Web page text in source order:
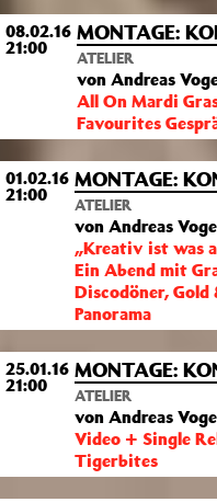
08.02.16
21:00
MONTAGE:
ATELIER
von Andreas
All On Mardi
Favourites
01.02.16
21:00
MONTAGE:
ATELIER
von Andreas
„Kreativ ist was
Ein Abend mit
Discodöner,
Panorama
25.01.16
21:00
MONTAGE:
ATELIER
von Andreas
Video + Single
Tigerbites